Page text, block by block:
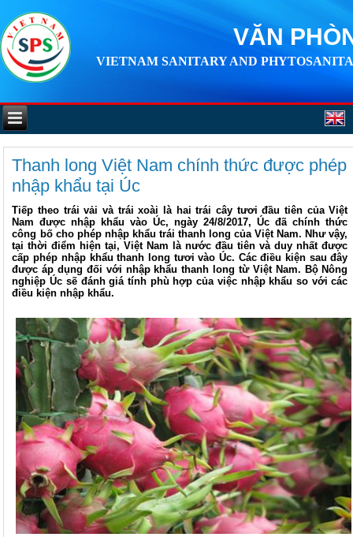
VĂN
VIETNAM SANITARY AND
Thanh long Việt Nam chính thức được phép
nhập khẩu tại Úc
Tiếp theo trái vải và trái xoài là hai trái cây tươi đầu tiên của Việt
Nam được nhập khẩu vào Úc, ngày 24/8/2017, Úc đã chính thức
công bố cho phép nhập khẩu trái thanh long của Việt Nam. Như vậy,
tại thời điểm hiện tại, Việt Nam là nước đầu tiên và duy nhất được
cấp phép nhập khẩu thanh long tươi vào Úc. Các điều kiện sau đây
được áp dụng đối với nhập khẩu thanh long từ Việt Nam. Bộ Nông
nghiệp Úc sẽ đánh giá tính phù hợp của việc nhập khẩu so với các
điều kiện nhập khẩu.